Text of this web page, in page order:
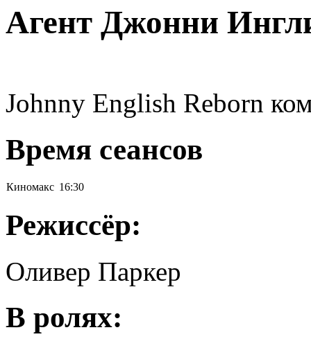
Агент Джонни
Johnny English Reborn
Время сеансов
Киномакс 16:30
Режиссёр:
Оливер Паркер
В ролях: